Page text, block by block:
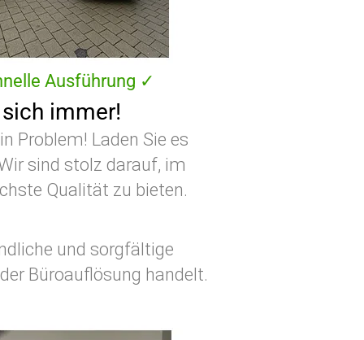
Ausführung ✓
immer!
Problem! Laden Sie es
sind stolz darauf, im
Qualität zu bieten.
und sorgfältige
Büroauflösung handelt.